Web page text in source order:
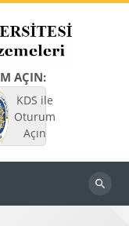
AÇIN:
KDS ile
Oturum
Açın
Dersleri